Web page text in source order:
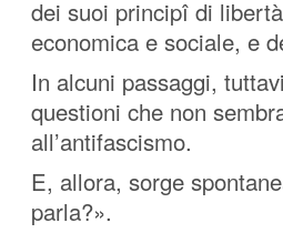
dei suoi principî di
economica e sociale, e
In alcuni passaggi,
questioni che non
all’antifascismo.
E, allora, sorge
parla?».